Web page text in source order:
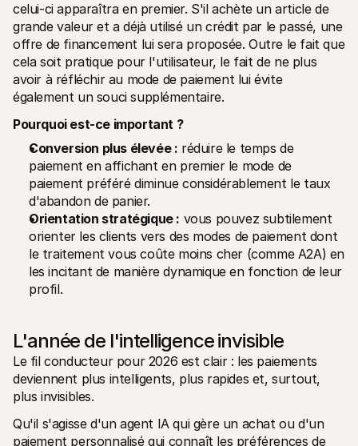
celui-ci apparaîtra en premier. S'il achète un article de
grande valeur et a déjà utilisé un crédit par le passé, une
offre de financement lui sera proposée. Outre le fait que
cela soit pratique pour l'utilisateur, le fait de ne plus
avoir à réfléchir au mode de paiement lui évite
également un souci supplémentaire.
Pourquoi est-ce important ?
Conversion plus élevée : réduire le temps de
paiement en affichant en premier le mode de
paiement préféré diminue considérablement le taux
d'abandon de panier.
Orientation stratégique : vous pouvez subtilement
orienter les clients vers des modes de paiement dont
le traitement vous coûte moins cher (comme A2A) en
les incitant de manière dynamique en fonction de leur
profil.
L'année de l'intelligence invisible
Le fil conducteur pour 2026 est clair : les paiements
deviennent plus intelligents, plus rapides et, surtout,
plus invisibles.
Qu'il s'agisse d'un agent IA qui gère un achat ou d'un
paiement personnalisé qui connaît les préférences de